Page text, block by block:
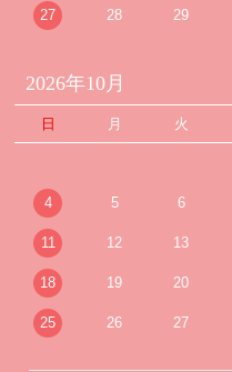
27 28 29
2026年10月
日 月 火
4 5 6
11 12 13
18 19 20
25 26 27